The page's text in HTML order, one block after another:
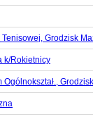
Grodzisk
k/Rokietnicy